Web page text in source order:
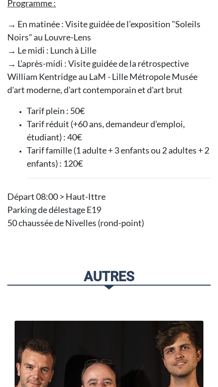
Programme :
→ En matinée : Visite guidée de l’exposition "Soleils
Noirs" au Louvre-Lens
→ Le midi : Lunch à Lille
→ L’après-midi : Visite guidée de la rétrospective
William Kentridge au LaM - Lille Métropole Musée
d'art moderne, d'art contemporain et d'art brut
Tarif plein : 50€
Tarif réduit (+60 ans, demandeur d’emploi,
étudiant) : 40€
Tarif famille (1 adulte + 3 enfants ou 2 adultes + 2
enfants) : 120€
Départ 08:00 > Haut-Ittre
Parking de délestage E19
50 chaussée de Nivelles (rond-point)
AUTRES